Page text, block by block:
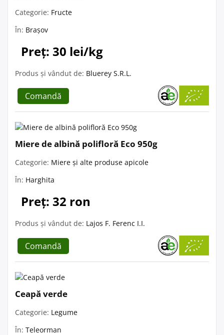
Categorie: Fructe
În: Brașov
Preț: 30 lei/kg
Produs și vândut de: Bluerey S.R.L.
Comandă
Miere de albină polifloră Eco 950g
Categorie: Miere și alte produse apicole
În: Harghita
Preț: 32 ron
Produs și vândut de: Lajos F. Ferenc I.I.
Comandă
Ceapă verde
Categorie: Legume
În: Teleorman